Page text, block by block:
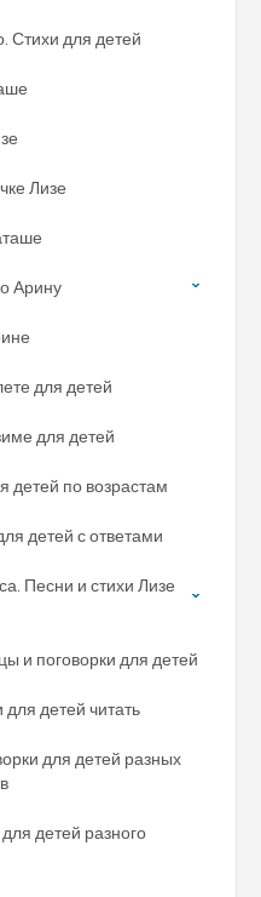
Стихи для детей
Лизе
Арину
для детей
для детей
детей по возрастам
детей с ответами
Песни и стихи Лизе
и поговорки для детей
для детей читать
для детей разных
детей разного